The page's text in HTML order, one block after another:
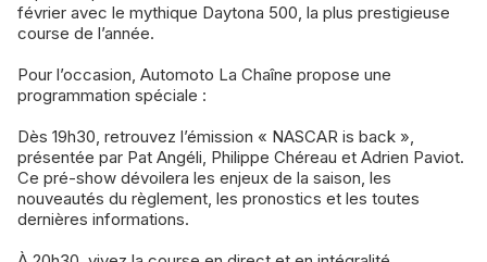
février avec le mythique Daytona 500, la plus prestigieuse
course de l’année.
Pour l’occasion, Automoto La Chaîne propose une
programmation spéciale :
Dès 19h30, retrouvez l’émission « NASCAR is back »,
présentée par Pat Angéli, Philippe Chéreau et Adrien Paviot.
Ce pré-show dévoilera les enjeux de la saison, les
nouveautés du règlement, les pronostics et les toutes
dernières informations.